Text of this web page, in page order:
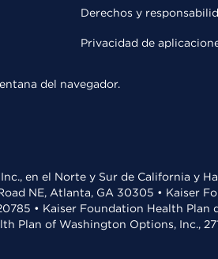
Derechos y
Privacidad de
del navegador.
en el Norte y Sur de California y
NE, Atlanta, GA 30305 • Kaiser
• Kaiser Foundation Health
Plan of Washington Options, Inc.,